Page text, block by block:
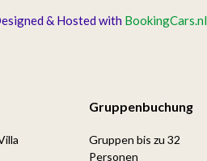
& Hosted with BookingCars.nl
Gruppenbuchung
Gruppen bis zu 32
Personen